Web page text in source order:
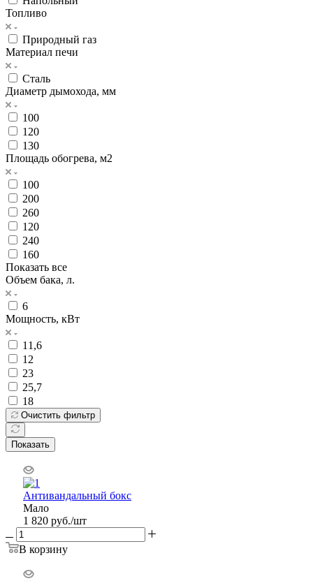
Топливо
Природный газ
Материал печи
Сталь
Диаметр дымохода, мм
100
120
130
Площадь обогрева, м2
100
200
260
120
240
160
Показать все
Объем бака, л.
6
Мощность, кВт
11,6
12
23
25,7
18
Очистить фильтр
Показать
Антивандальный бокс
Мало
1 820 руб./шт
В корзину